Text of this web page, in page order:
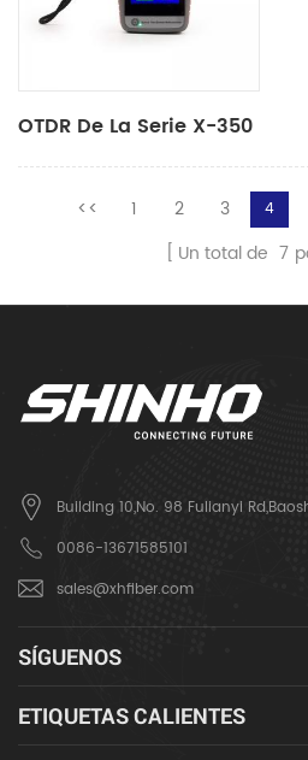
OTDR De La Serie X-350
<< 1 2 3 4
Un total de 7
Building 10,No. 98 Fulianyi
0086-13671585101
sales@xhfiber.com
SÍGUENOS
ETIQUETAS CALIENTES